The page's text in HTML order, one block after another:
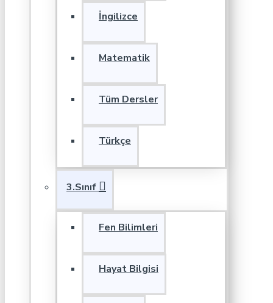
İngilizce
Matematik
Tüm Dersler
Türkçe
3.Sınıf
Fen Bilimleri
Hayat Bilgisi